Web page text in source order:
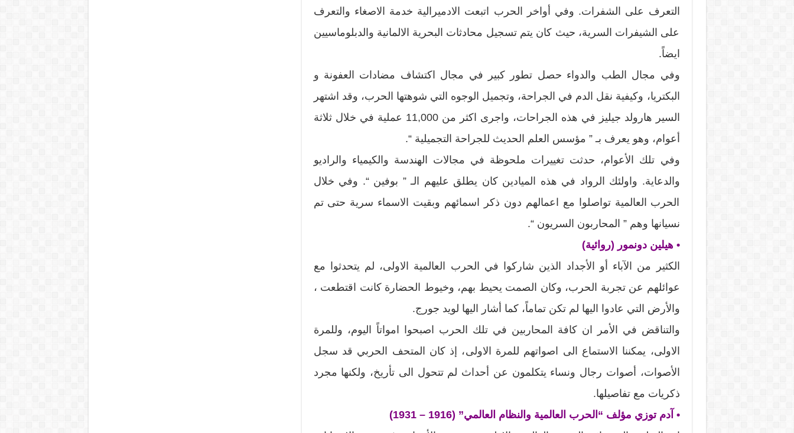
التعرف على الشفرات. وفي أواخر الحرب اتبعت الادميرالية خدمة الاصغاء والتعرف
على الشيفرات السرية، حيث كان يتم تسجيل محادثات البحرية الالمانية والدبلوماسيين
ايضاً.
وفي مجال الطب والدواء حصل تطور كبير في مجال اكتشاف مضادات العفونة و
البكتريا، وكيفية نقل الدم في الجراحة، وتجميل الوجوه التي شوهتها الحرب، وقد اشتهر
السير هارولد جيليز في هذه الجراحات، واجرى اكثر من 11,000 عملية في خلال ثلاثة
أعوام، وهو يعرف بـ ” مؤسس العلم الحديث للجراحة التجميلية “.
وفي تلك الأعوام، حدثت تغييرات ملحوظة في مجالات الهندسة والكيمياء والراديو
والدعاية. واولئك الرواد في هذه الميادين كان يطلق عليهم الـ ” بوفين “. وفي خلال
الحرب العالمية تواصلوا مع اعمالهم دون ذكر اسمائهم وبقيت الاسماء سرية حتى تم
نسيانها وهم ” المحاربون السريون “.
• هيلين دونمور (روائية)
الكثير من الآباء أو الأجداد الذين شاركوا في الحرب العالمية الاولى، لم يتحدثوا مع
عوائلهم عن تجربة الحرب، وكان الصمت يحيط بهم، وخيوط الحضارة كانت اقتطعت ،
والأرض التي عادوا اليها لم تكن تماماً، كما أشار اليها لويد جورج.
والتناقض في الأمر ان كافة المحاربين في تلك الحرب اصبحوا امواتاً اليوم، وللمرة
الاولى، يمكننا الاستماع الى اصواتهم للمرة الاولى، إذ كان المتحف الحربي قد سجل
الأصوات، أصوات رجال ونساء يتكلمون عن أحداث لم تتحول الى تأريخ، ولكنها مجرد
ذكريات مع تفاصيلها.
• آدم توزي مؤلف “الحرب العالمية والنظام العالمي” (1916 – 1931)